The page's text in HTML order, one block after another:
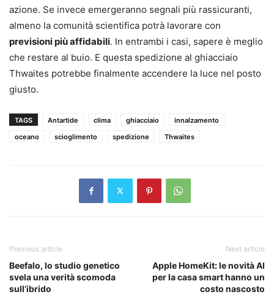
azione. Se invece emergeranno segnali più rassicuranti,
almeno la comunità scientifica potrà lavorare con
previsioni più affidabili. In entrambi i casi, sapere è meglio
che restare al buio. E questa spedizione al ghiacciaio
Thwaites potrebbe finalmente accendere la luce nel posto
giusto.
TAGS Antartide clima ghiacciaio
innalzamento
oceano
scioglimento spedizione Thwaites
Previous article
Beefalo, lo studio genetico
svela una verità scomoda
sull’ibrido
Next article
Apple HomeKit: le novità AI
per la casa smart hanno un
costo nascosto